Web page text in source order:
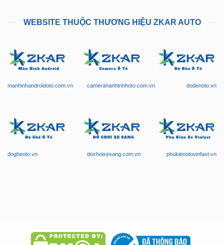
WEBSITE THUỘC THƯƠNG HIỆU ZKAR AUTO
manhinhandroidoto.com.vn camerahanhtrinhoto.com.vn dodenoto.vn
dogheoto.vn dochoixesang.com.vn phukienotovinfast.vn